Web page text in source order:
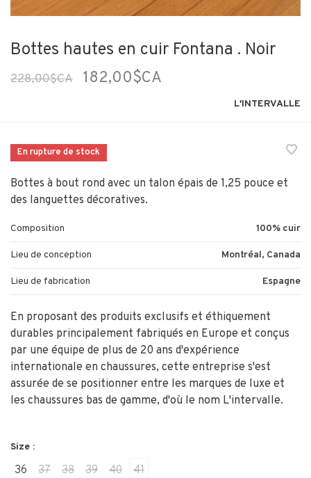
Bottes hautes en cuir Fontana . Noir
228,00$CA 182,00$CA
L'INTERVALLE
En rupture de stock
Bottes à bout rond avec un talon épais de 1,25 pouce et
des languettes décoratives.
Composition 100% cuir
Lieu de conception Montréal, Canada
Lieu de fabrication Espagne
En proposant des produits exclusifs et éthiquement
durables principalement fabriqués en Europe et conçus
par une équipe de plus de 20 ans d'expérience
internationale en chaussures, cette entreprise s'est
assurée de se positionner entre les marques de luxe et
les chaussures bas de gamme, d'où le nom L'intervalle.
Size :
36 37 38 39 40 41